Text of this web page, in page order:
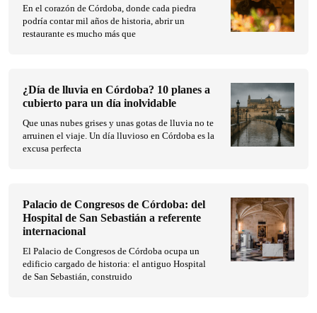
En el corazón de Córdoba, donde cada piedra
podría contar mil años de historia, abrir un
restaurante es mucho más que
¿Día de lluvia en Córdoba? 10 planes a
cubierto para un día inolvidable
Que unas nubes grises y unas gotas de lluvia no te
arruinen el viaje. Un día lluvioso en Córdoba es la
excusa perfecta
Palacio de Congresos de Córdoba: del
Hospital de San Sebastián a referente
internacional
El Palacio de Congresos de Córdoba ocupa un
edificio cargado de historia: el antiguo Hospital
de San Sebastián, construido